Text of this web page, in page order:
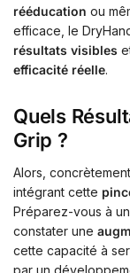
rééducation ou
efficace, le
résultats visibles
efficacité réelle.
Quels
Grip ?
Alors,
intégrant cette
Préparez-vous à
constater une
cette capacité à